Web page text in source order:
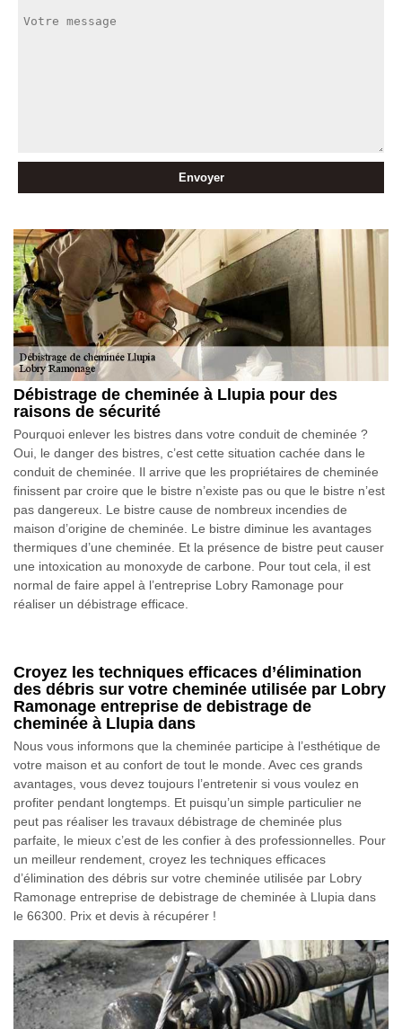
Débistrage de cheminée à Llupia pour des
raisons de sécurité
Pourquoi enlever les bistres dans votre conduit de cheminée ?
Oui, le danger des bistres, c’est cette situation cachée dans le
conduit de cheminée. Il arrive que les propriétaires de cheminée
finissent par croire que le bistre n’existe pas ou que le bistre n’est
pas dangereux. Le bistre cause de nombreux incendies de
maison d’origine de cheminée. Le bistre diminue les avantages
thermiques d’une cheminée. Et la présence de bistre peut causer
une intoxication au monoxyde de carbone. Pour tout cela, il est
normal de faire appel à l’entreprise Lobry Ramonage pour
réaliser un débistrage efficace.
Croyez les techniques efficaces d’élimination
des débris sur votre cheminée utilisée par Lobry
Ramonage entreprise de debistrage de
cheminée à Llupia dans
Nous vous informons que la cheminée participe à l’esthétique de
votre maison et au confort de tout le monde. Avec ces grands
avantages, vous devez toujours l’entretenir si vous voulez en
profiter pendant longtemps. Et puisqu’un simple particulier ne
peut pas réaliser les travaux débistrage de cheminée plus
parfaite, le mieux c’est de les confier à des professionnelles. Pour
un meilleur rendement, croyez les techniques efficaces
d’élimination des débris sur votre cheminée utilisée par Lobry
Ramonage entreprise de debistrage de cheminée à Llupia dans
le 66300. Prix et devis à récupérer !